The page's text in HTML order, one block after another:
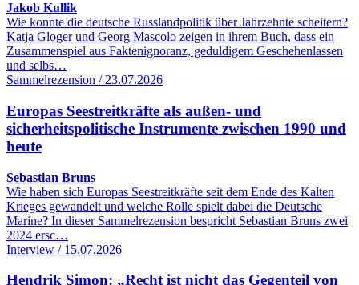
Jakob Kullik
Wie konnte die deutsche Russlandpolitik über Jahrzehnte scheitern?
Katja Gloger und Georg Mascolo zeigen in ihrem Buch, dass ein
Zusammenspiel aus Faktenignoranz, geduldigem Geschehenlassen
und selbs…
Sammelrezension / 23.07.2026
Europas Seestreitkräfte als außen- und
sicherheitspolitische Instrumente zwischen 1990 und
heute
Sebastian Bruns
Wie haben sich Europas Seestreitkräfte seit dem Ende des Kalten
Krieges gewandelt und welche Rolle spielt dabei die Deutsche
Marine? In dieser Sammelrezension bespricht Sebastian Bruns zwei
2024 ersc…
Interview / 15.07.2026
Hendrik Simon: „Recht ist nicht das Gegenteil von